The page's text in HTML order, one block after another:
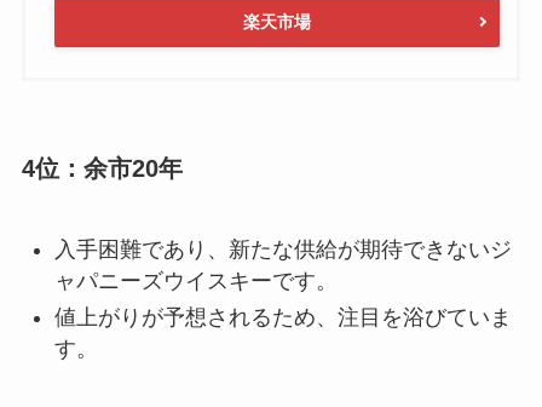
楽天市場
4位：余市20年
入手困難であり、新たな供給が期待できないジ
ャパニーズウイスキーです。
値上がりが予想されるため、注目を浴びていま
す。